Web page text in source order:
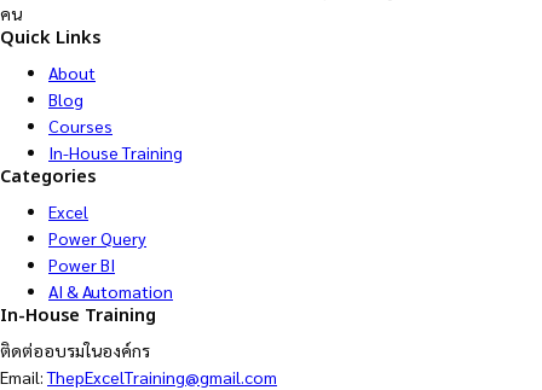
คน
Quick Links
About
Blog
Courses
In-House Training
Categories
Excel
Power Query
Power BI
AI & Automation
In-House Training
ติดต่ออบรมในองค์กร
Email:ThepExcelTraining@gmail.com